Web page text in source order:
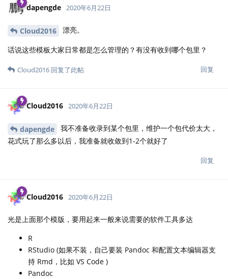
dapengde 2020年6月22日
Cloud2016 漂亮。
话说这些模板大家日常都是怎么管理的？有没有收到哪个包里？
回复
Cloud2016 回复了此帖
Cloud2016 2020年6月22日
dapengde
我不准备收录到某个包里，维护一个包代价太大，
花式玩了那么多以后，我准备就收敛到1-2个就好了
回复
Cloud2016 2020年6月22日
光是上面那个模版，要用起来一般来说需要的软件工具多达
R
RStudio (如果不装，自己要装 Pandoc 和配置文本编辑器支
持 Rmd，比如 VS Code )
Pandoc